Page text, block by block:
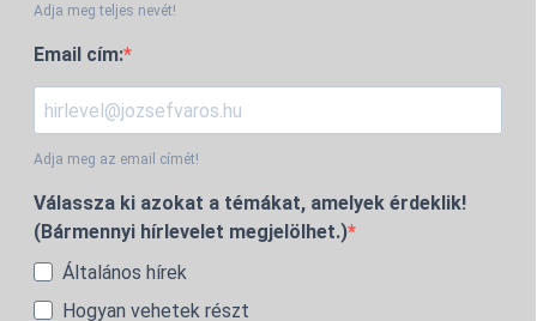
Adja meg teljes nevét!
Email cím:
Adja meg az email címét!
Válassza ki azokat a témákat, amelyek érdeklik!
(Bármennyi hírlevelet megjelölhet.)
Általános hírek
Hogyan vehetek részt